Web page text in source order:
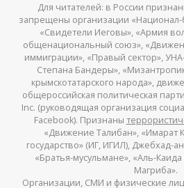
Для читателей: в России
запрещены организации «Национал-
«Свидетели Иеговы», «Армия
общенациональный союз»,
иммиграции», «Правый сектор»,
Степана Бандеры»,
крымскотатарского народа»,
общероссийская политическая
Inc. (руководящая организация
Facebook). Признаны
«Движение Талибан», «Имарат
государство» (ИГ, ИГИЛ), Джебхад-
«Братья-мусульмане», «Аль-Каида
Магриба».
Организации, СМИ и физические